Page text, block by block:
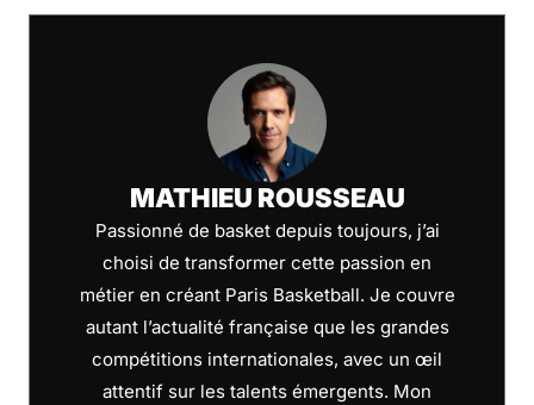
MATHIEU ROUSSEAU
Passionné de basket depuis toujours, j’ai
choisi de transformer cette passion en
métier en créant Paris Basketball. Je couvre
autant l’actualité française que les grandes
compétitions internationales, avec un œil
attentif sur les talents émergents. Mon